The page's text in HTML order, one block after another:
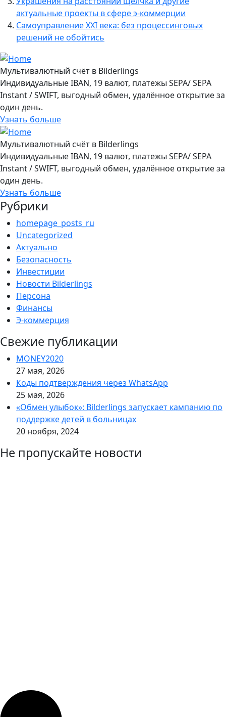
актуальные проекты в сфере э-коммерции
Самоуправление XXI века: без процессинговых
решений не обойтись
Мультивалютный счёт в Bilderlings
Индивидуальные IBAN, 19 валют, платежы SEPA/ SEPA
Instant / SWIFT, выгодный обмен, удалённое открытие за
один день.
Узнать больше
Мультивалютный счёт в Bilderlings
Индивидуальные IBAN, 19 валют, платежы SEPA/ SEPA
Instant / SWIFT, выгодный обмен, удалённое открытие за
один день.
Узнать больше
Рубрики
homepage_posts_ru
Uncategorized
Актуально
Безопасность
Инвестиции
Новости Bilderlings
Персона
Финансы
Э-коммерция
Свежие публикации
MONEY2020
27 мая, 2026
Коды подтверждения через WhatsApp
25 мая, 2026
«Обмен улыбок»: Bilderlings запускает кампанию по
поддержке детей в больницах
20 ноября, 2024
Не пропускайте новости